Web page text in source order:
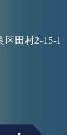
区田村2-15-1